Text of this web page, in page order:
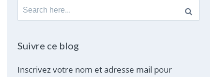
Search
for:
Suivre ce blog
Inscrivez votre nom et adresse mail pour